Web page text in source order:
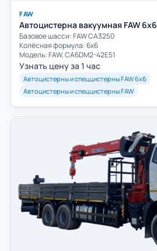
FAW
Автоцистерна вакуумная FAW 6х6
Базовое шасси: FAW СА3250
Колёсная формула: 6х6
Модель: FAW, CA6DM2-42E51
Узнать цену за 1 час
Автоцистерны и спеццистерны FAW 6х6
Автоцистерны и спеццистерны FAW